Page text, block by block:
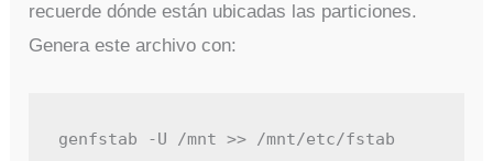
recuerde dónde están ubicadas las particiones.
Genera este archivo con:
genfstab -U /mnt >> /mnt/etc/fstab